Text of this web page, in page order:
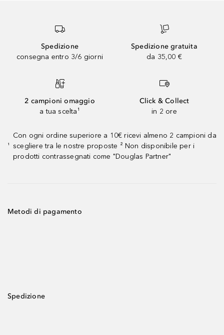
Spedizione
consegna entro 3/6 giorni
Spedizione gratuita
da 35,00 €
2 campioni omaggio
a tua scelta¹
Click & Collect
in 2 ore
¹
Con ogni ordine superiore a 10€ ricevi almeno 2 campioni da
scegliere tra le nostre proposte ² Non disponibile per i
prodotti contrassegnati come "Douglas Partner"
Metodi di pagamento
Spedizione